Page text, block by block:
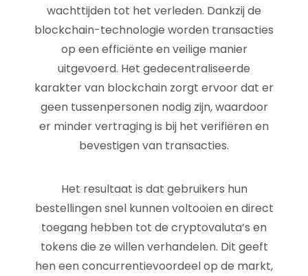
wachttijden tot het verleden. Dankzij de
blockchain-technologie worden transacties
op een efficiënte en veilige manier
uitgevoerd. Het gedecentraliseerde
karakter van blockchain zorgt ervoor dat er
geen tussenpersonen nodig zijn, waardoor
er minder vertraging is bij het verifiëren en
bevestigen van transacties.
Het resultaat is dat gebruikers hun
bestellingen snel kunnen voltooien en direct
toegang hebben tot de cryptovaluta’s en
tokens die ze willen verhandelen. Dit geeft
hen een concurrentievoordeel op de markt,